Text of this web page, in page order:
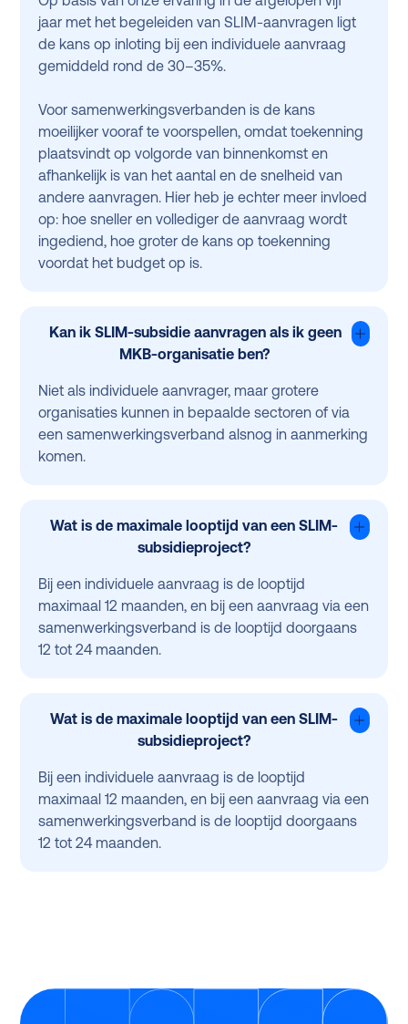
jaar met het begeleiden van SLIM-aanvragen ligt
de kans op inloting bij een individuele aanvraag
gemiddeld rond de 30–35%.
Voor samenwerkingsverbanden is de kans
moeilijker vooraf te voorspellen, omdat toekenning
plaatsvindt op volgorde van binnenkomst en
afhankelijk is van het aantal en de snelheid van
andere aanvragen. Hier heb je echter meer invloed
op: hoe sneller en vollediger de aanvraag wordt
ingediend, hoe groter de kans op toekenning
voordat het budget op is.
Kan ik SLIM-subsidie aanvragen als ik geen
MKB-organisatie ben?
Niet als individuele aanvrager, maar grotere
organisaties kunnen in bepaalde sectoren of via
een samenwerkingsverband alsnog in aanmerking
komen.
Wat is de maximale looptijd van een SLIM-
subsidieproject?
Bij een individuele aanvraag is de looptijd
maximaal 12 maanden, en bij een aanvraag via een
samenwerkingsverband is de looptijd doorgaans
12 tot 24 maanden.
Wat is de maximale looptijd van een SLIM-
subsidieproject?
Bij een individuele aanvraag is de looptijd
maximaal 12 maanden, en bij een aanvraag via een
samenwerkingsverband is de looptijd doorgaans
12 tot 24 maanden.